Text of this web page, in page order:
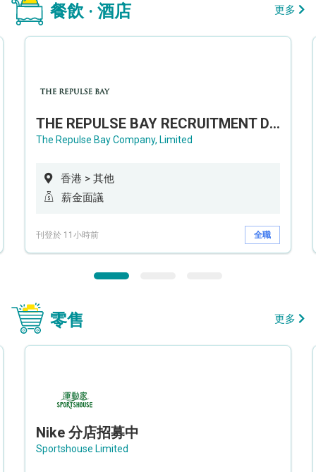
餐飲 · 酒店 更多
THE REPULSE BAY RECRUITMENT DAY 淺水灣影灣園人才招聘會
The Repulse Bay Company, Limited
香港 > 其他
薪金面議
刊登於 11小時前 全職
零售 更多
Nike 分店招募中
Sportshouse Limited